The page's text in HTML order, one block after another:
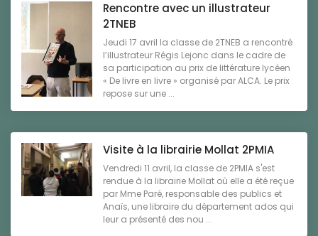
Rencontre avec un illustrateur
2TNEB
Jeudi 17 avril la classe de 2TNEB a rencontré
l’illustrateur Régis Lejonc dans le cadre de
sa participation au prix de littérature lycéen
« De livre en livre » organisé par ALCA. Le prix
repose sur une ...
Visite à la librairie Mollat 2PMIA
Vendredi 11 avril, la classe de 2PMIA s'est
rendue à la librairie Mollat où elle a été reçue
par Mme Paré, responsable des publics et
Anaïs, une libraire du département ados qui
leur a présenté des nou ...